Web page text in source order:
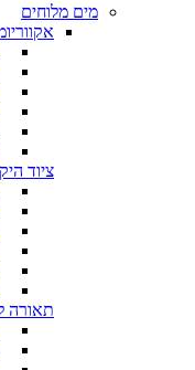
מים מלוחים
ציוד
תאורה